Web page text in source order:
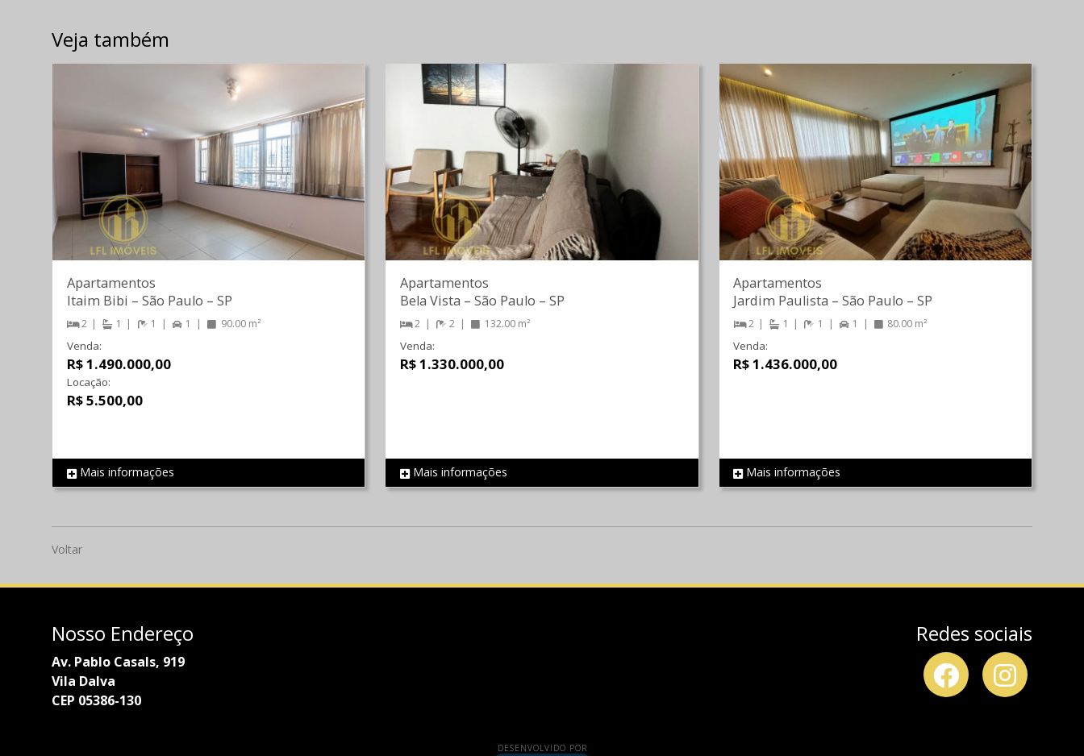
Veja também
REF 718
Apartamentos
Itaim Bibi – São Paulo – SP
2 1 1 1 90.00 m²
Venda:
R$ 1.490.000,00
Locação:
R$ 5.500,00
Mais informações REF 804
Apartamentos
Bela Vista – São Paulo – SP
2 2 132.00 m²
Venda:
R$ 1.330.000,00
Mais informações REF 827
Apartamentos
Jardim Paulista –São Paulo –SP
2 1 1 1 80.00 m²
Venda:
R$ 1.436.000,00
Mais informações
Voltar
Nosso Endereço
Av. Pablo Casals, 919
Vila Dalva
CEP 05386-130
Redes sociais
DESENVOLVIDO POR